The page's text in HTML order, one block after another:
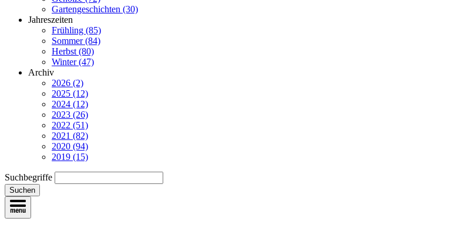
Gartengeschichten (30)
Jahreszeiten
Frühling (85)
Sommer(84)
Herbst (80)
Winter(47)
Archiv
2026 (2)
2025 (12)
2024 (12)
2023 (26)
2022 (51)
2021 (82)
2020 (94)
2019 (15)
Suchbegriffe
Suchen